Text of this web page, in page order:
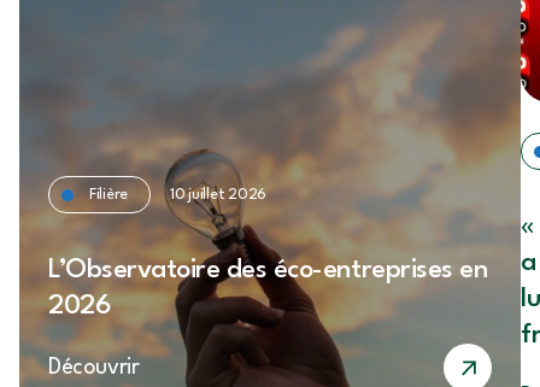
Filière 10 juillet 2026
L’Observatoire des éco-entreprises en
2026
Découvrir
«